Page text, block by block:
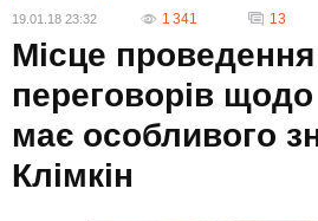
19.01.18 23:32 1 341 13
Місце проведення
переговорів
має особливого
Клімкін